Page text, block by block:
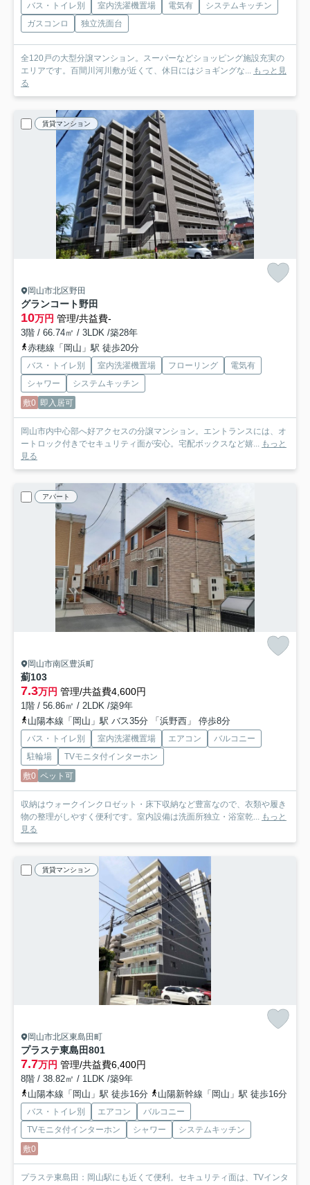
バス・トイレ別 室内洗濯機置場 電気有
システムキッチン
ガスコンロ
独立洗面台
全120戸の大型分譲マンション。スーパーなどショッピング施設充実の
エリアです。百間川河川敷が近くて、休日にはジョギングな... もっと見
る
賃貸マンション
岡山市北区野田
グランコート野田
10万円 管理/共益費-
3階 / 66.74㎡ / 3LDK /築28年
赤穂線「岡山」駅 徒歩20分
バス・トイレ別 室内洗濯機置場 フローリング
電気有
シャワー
システムキッチン
敷0 即入居可
岡山市内中心部へ好アクセスの分譲マンション。エントランスには、オ
ートロック付きでセキュリティ面が安心。宅配ボックスなど嬉... もっと
見る
アパート
岡山市南区豊浜町
薊103
7.3万円 管理/共益費4,600円
1階 / 56.86㎡ / 2LDK /築9年
山陽本線「岡山」駅 バス35分 「浜野西」 停歩8分
バス・トイレ別 室内洗濯機置場 エアコン
バルコニー
駐輪場
TVモニタ付インターホン
敷0 ペット可
収納はウォークインクロゼット・床下収納など豊富なので、衣類や履き
物の整理がしやすく便利です。室内設備は洗面所独立・浴室乾... もっと
見る
賃貸マンション
岡山市北区東島田町
プラステ東島田801
7.7万円 管理/共益費6,400円
8階 / 38.82㎡ / 1LDK /築9年
山陽本線「岡山」駅 徒歩16分
山陽新幹線「岡山」駅 徒歩16分
バス・トイレ別 エアコン
バルコニー
TVモニタ付インターホン
シャワー
システムキッチン
敷0
プラステ東島田：岡山駅にも近くて便利。セキュリティ面は、TVインタ